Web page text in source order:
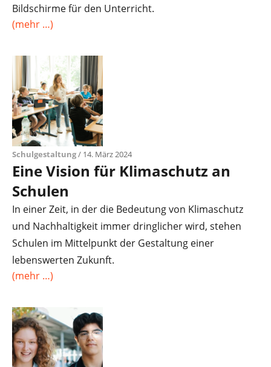
Bildschirme für den Unterricht.
(mehr …)
Schulgestaltung/ 14. März 2024
Eine Vision für Klimaschutz an
Schulen
In einer Zeit, in der die Bedeutung von Klimaschutz
und Nachhaltigkeit immer dringlicher wird, stehen
Schulen im Mittelpunkt der Gestaltung einer
lebenswerten Zukunft.
(mehr …)